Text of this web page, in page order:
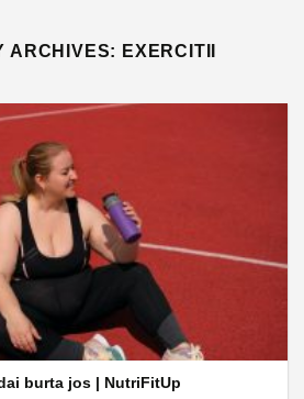
ARCHIVES: EXERCITII
burta jos | NutriFitUp